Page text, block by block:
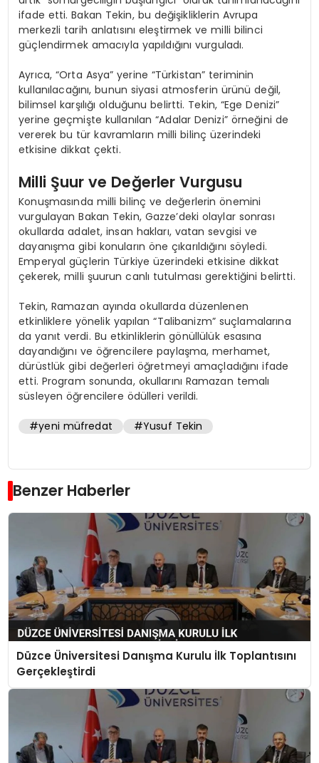
ifade etti. Bakan Tekin, bu değişikliklerin Avrupa
merkezli tarih anlatısını eleştirmek ve milli bilinci
güçlendirmek amacıyla yapıldığını vurguladı.
Ayrıca, “Orta Asya” yerine “Türkistan” teriminin
kullanılacağını, bunun siyasi atmosferin ürünü değil,
bilimsel karşılığı olduğunu belirtti. Tekin, “Ege Denizi”
yerine geçmişte kullanılan “Adalar Denizi” örneğini de
vererek bu tür kavramların milli bilinç üzerindeki
etkisine dikkat çekti.
Milli Şuur ve Değerler Vurgusu
Konuşmasında milli bilinç ve değerlerin önemini
vurgulayan Bakan Tekin, Gazze’deki olaylar sonrası
okullarda adalet, insan hakları, vatan sevgisi ve
dayanışma gibi konuların öne çıkarıldığını söyledi.
Emperyal güçlerin Türkiye üzerindeki etkisine dikkat
çekerek, milli şuurun canlı tutulması gerektiğini belirtti.
Tekin, Ramazan ayında okullarda düzenlenen
etkinliklere yönelik yapılan “Talibanizm” suçlamalarına
da yanıt verdi. Bu etkinliklerin gönüllülük esasına
dayandığını ve öğrencilere paylaşma, merhamet,
dürüstlük gibi değerleri öğretmeyi amaçladığını ifade
etti. Program sonunda, okullarını Ramazan temalı
süsleyen öğrencilere ödülleri verildi.
#yeni müfredat #Yusuf Tekin
Benzer Haberler
Düzce Üniversitesi Danışma Kurulu İlk Toplantısını
Gerçekleştirdi